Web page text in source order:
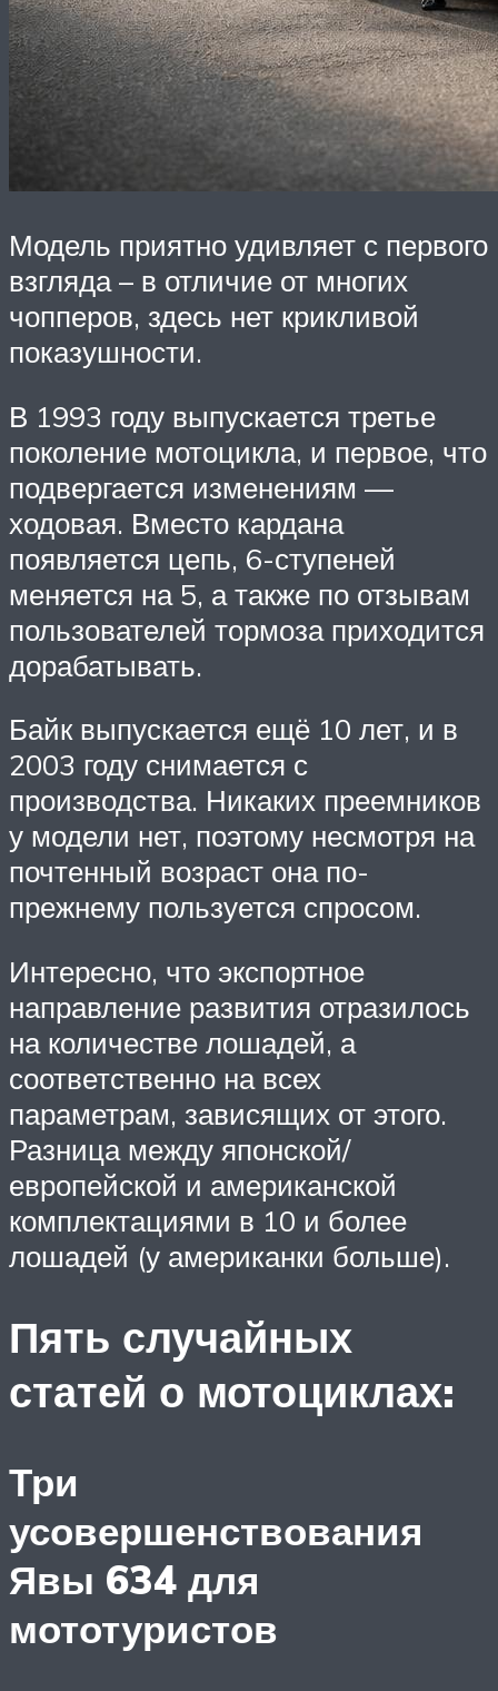
Модель приятно удивляет с первого
взгляда – в отличие от многих
чопперов, здесь нет крикливой
показушности.
В 1993 году выпускается третье
поколение мотоцикла, и первое, что
подвергается изменениям —
ходовая. Вместо кардана
появляется цепь, 6-ступеней
меняется на 5, а также по отзывам
пользователей тормоза приходится
дорабатывать.
Байк выпускается ещё 10 лет, и в
2003 году снимается с
производства. Никаких преемников
у модели нет, поэтому несмотря на
почтенный возраст она по-
прежнему пользуется спросом.
Интересно, что экспортное
направление развития отразилось
на количестве лошадей, а
соответственно на всех
параметрам, зависящих от этого.
Разница между японской/
европейской и американской
комплектациями в 10 и более
лошадей (у американки больше).
Пять случайных
статей о мотоциклах:
Три
усовершенствования
Явы 634 для
мототуристов